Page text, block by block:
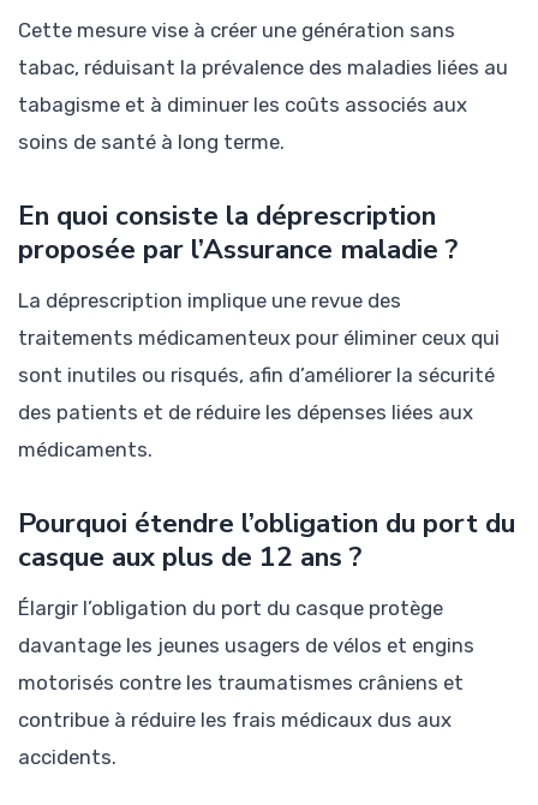
Cette mesure vise à créer une génération sans
tabac, réduisant la prévalence des maladies liées au
tabagisme et à diminuer les coûts associés aux
soins de santé à long terme.
En quoi consiste la déprescription
proposée par l’Assurance maladie ?
La déprescription implique une revue des
traitements médicamenteux pour éliminer ceux qui
sont inutiles ou risqués, afin d’améliorer la sécurité
des patients et de réduire les dépenses liées aux
médicaments.
Pourquoi étendre l’obligation du port du
casque aux plus de 12 ans ?
Élargir l’obligation du port du casque protège
davantage les jeunes usagers de vélos et engins
motorisés contre les traumatismes crâniens et
contribue à réduire les frais médicaux dus aux
accidents.